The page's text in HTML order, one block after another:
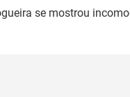
se mostrou